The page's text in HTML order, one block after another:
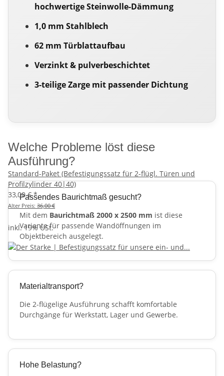
hochwertige Steinwolle-Dämmung
1,0 mm Stahlblech
62 mm Türblattaufbau
Verzinkt & pulverbeschichtet
3-teilige Zarge mit passender Dichtung
Welche Probleme löst diese
Ausführung?
Passendes Baurichtmaß gesucht?
Mit dem Baurichtmaß 2000 x 2500 mm ist diese
Variante für passende Wandöffnungen im
Objektbereich ausgelegt.
Materialtransport?
Die 2-flügelige Ausführung schafft komfortable
Durchgänge für Werkstatt, Lager und Gewerbe.
Hohe Belastung?
Standard-Paket (Befestigungssatz für 2-flügl. Türen und
Profilzylinder 40|40)
33,00 €*
Alter Preis: 36,00 €
inkl. 19% USt.